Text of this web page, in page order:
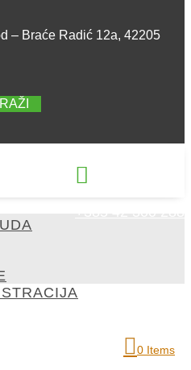
– Braće Radić 12a, 42205

0 Items